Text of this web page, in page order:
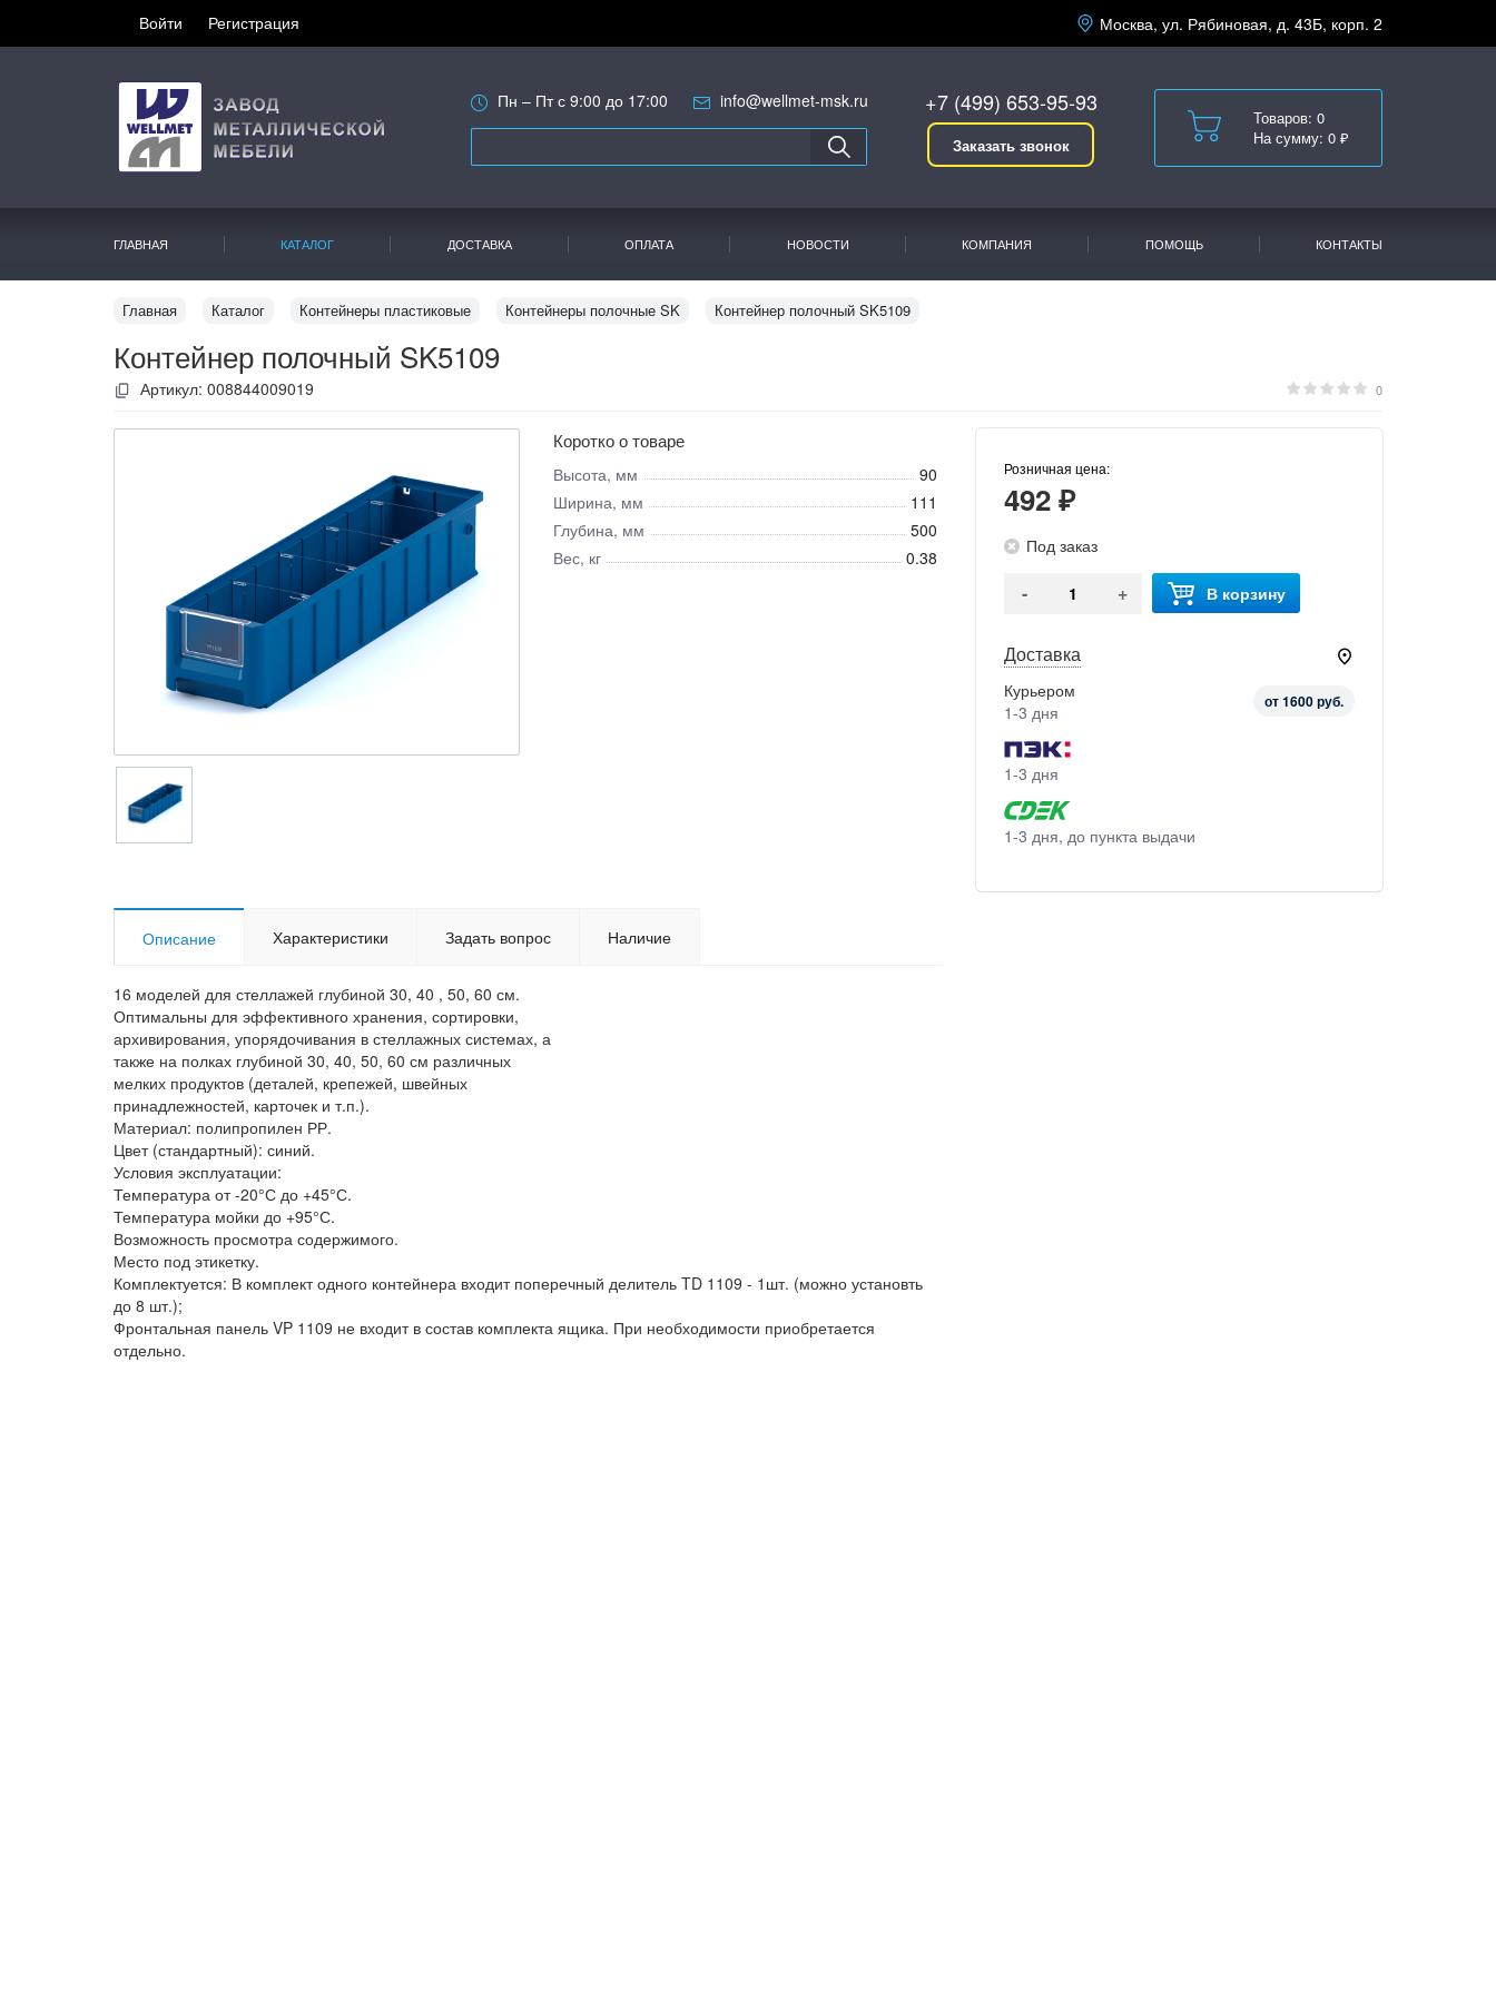
Войти Регистрация Москва, ул. Рябиновая, д. 43Б, корп. 2
Пн – Пт с 9:00 до 17:00 info@wellmet-msk.ru +7 (499) 653-95-93
Заказать звонок
Товаров: 0
На сумму: 0 ₽
ГЛАВНАЯ КАТАЛОГ ДОСТАВКА ОПЛАТА НОВОСТИ КОМПАНИЯ ПОМОЩЬ КОНТАКТЫ
Главная Каталог Контейнеры пластиковые Контейнеры полочные SK Контейнер полочный SK5109
Контейнер полочный SK5109
Артикул: 008844009019 0
Коротко о товаре
Высота, мм
90
Ширина, мм
111
Глубина, мм
500
Вес, кг
0.38
Розничная цена:
492 ₽
Под заказ
- + В корзину
Доставка
Курьером
1-3 дня
от 1600 руб.
1-3 дня
1-3 дня, до пункта выдачи
Описание Характеристики Задать вопрос Наличие
16 моделей для стеллажей глубиной 30, 40 , 50, 60 см.
Оптимальны для эффективного хранения, сортировки,
архивирования, упорядочивания в стеллажных системах, а
также на полках глубиной 30, 40, 50, 60 см различных
мелких продуктов (деталей, крепежей, швейных
принадлежностей, карточек и т.п.).
Материал: полипропилен РР.
Цвет (стандартный): синий.
Условия эксплуатации:
Температура от -20°С до +45°С.
Температура мойки до +95°С.
Возможность просмотра содержимого.
Место под этикетку.
Комплектуется: В комплект одного контейнера входит поперечный делитель TD 1109 - 1шт. (можно установть
до 8 шт.);
Фронтальная панель VP 1109 не входит в состав комплекта ящика. При необходимости приобретается
отдельно.